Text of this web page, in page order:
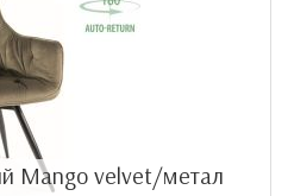
Mango velvet/метал